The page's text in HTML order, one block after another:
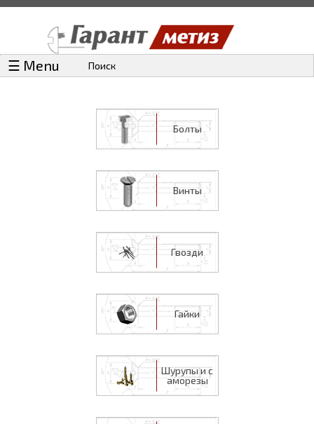
☰ Menu Поиск
Болты
Винты
Гвозди
Гайки
Шурупы и с
аморезы